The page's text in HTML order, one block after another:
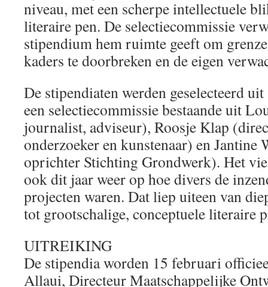
niveau, met een scherpe intellectuele
literaire pen. De selectiecommissie
stipendium hem ruimte geeft om
kaders te doorbreken en de eigen
De stipendiaten werden geselecteerd
een selectiecommissie bestaande uit
journalist, adviseur), Roosje Klap
onderzoeker en kunstenaar) en
oprichter Stichting Grondwerk). Het
ook dit jaar weer op hoe divers de
projecten waren. Dat liep uiteen van
tot grootschalige, conceptuele literaire
UITREIKING
De stipendia worden 15 februari
Allaui, Directeur Maatschappelijke